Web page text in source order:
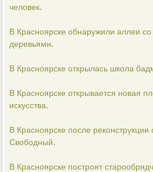
человек.
В Красноярске обнаружили аллеи
деревьями.
В Красноярске открылась школа
В Красноярске открывается новая
искусства.
В Красноярске после реконструкции
Свободный.
В Красноярске построят